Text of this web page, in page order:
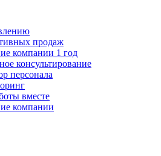
продаж
компании 1 год
консультирование
персонала
вместе
компании